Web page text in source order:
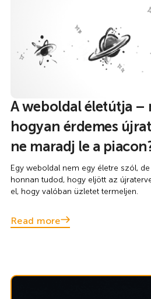
A weboldal életútja –
hogyan érdemes
ne maradj le a
Egy weboldal nem egy életre szól,
honnan tudod, hogy eljött az
el, hogy valóban üzletet termeljen.
Read more